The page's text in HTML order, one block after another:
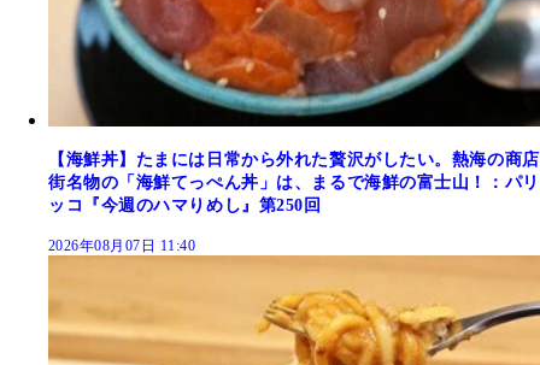
【海鮮丼】たまには日常から外れた贅沢がしたい。熱海の商店
街名物の「海鮮てっぺん丼」は、まるで海鮮の富士山！：パリ
ッコ『今週のハマりめし』第250回
2026年08月07日 11:40